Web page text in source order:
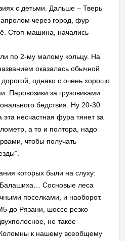
с детьми. Дальше – Тверь
через город, фур
Стоп-машина, начались
по 2-му малому кольцу. На
оказалась обычной
однако с очень хорошо
Паровозики за грузовиками
бедствия. Ну 20-30
несчастная фура тянет за
а то и полтора, надо
чтобы получать
которых были на слуху:
Балашиха… Сосновые леса
поселками, и наоборот.
до Рязани, шоссе резко
не такое
к нашему всеобщему